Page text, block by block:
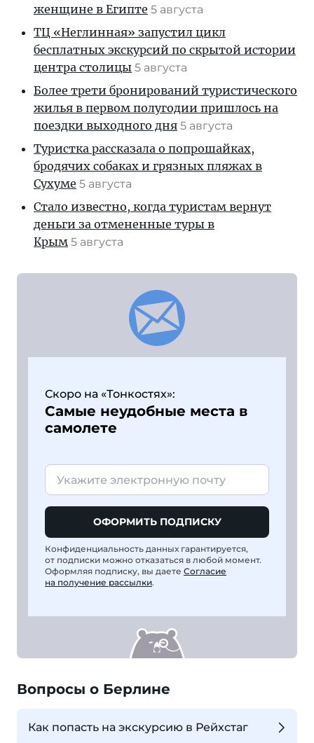
женщине в Египте 5 августа
ТЦ «Неглинная» запустил цикл
бесплатных экскурсий по скрытой истории
центра столицы 5 августа
Более трети бронирований туристического
жилья в первом полугодии пришлось на
поездки выходного дня 5 августа
Туристка рассказала о попрошайках,
бродячих собаках и грязных пляжах в
Сухуме 5 августа
Стало известно, когда туристам вернут
деньги за отмененные туры в
Крым 5 августа
Скоро на «Тонкостях»:
Самые неудобные места в
самолете
ОФОРМИТЬ ПОДПИСКУ
Конфиденциальность данных гарантируется,
от подписки можно отказаться в любой момент.
Оформляя подписку, вы даете Согласие
на получение рассылки.
Вопросы о Берлине
Как попасть на экскурсию в Рейхстаг